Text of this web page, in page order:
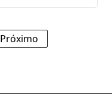
Próximo